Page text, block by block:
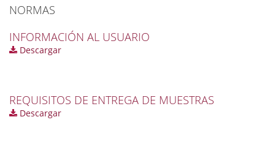
NORMAS
INFORMACIÓN AL USUARIO
Descargar
REQUISITOS DE ENTREGA DE MUESTRAS
Descargar